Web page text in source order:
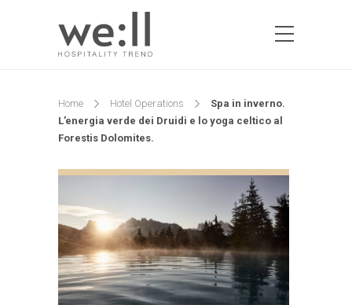
Home Hotel Operations
Spa in inverno.
L’energia verde dei Druidi e lo yoga celtico al
Forestis Dolomites.